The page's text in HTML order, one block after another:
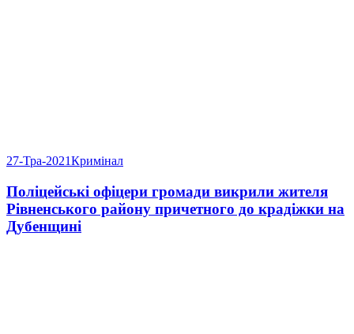
27-Тра-2021Кримінал
Поліцейські офіцери громади викрили жителя
Рівненського району причетного до крадіжки на
Дубенщині